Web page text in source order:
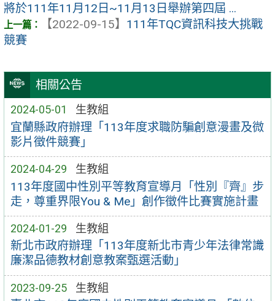
相關公告
2024-05-01 生教組
宜蘭縣政府辦理「113年度求職防騙創意漫畫及微
影片徵件競賽」
2024-04-29 生教組
113年度國中性別平等教育宣導月「性別『齊』步
走，尊重界限You & Me」創作徵件比賽實施計畫
2024-01-29 生教組
新北市政府辦理「113年度新北市青少年法律常識
廉潔品德教材創意教案甄選活動」
2023-09-25 生教組
將於111年11月12日~11月13日舉辦第四屆 ...
【2022-09-15】 111年TQC資訊科技大挑戰
競賽